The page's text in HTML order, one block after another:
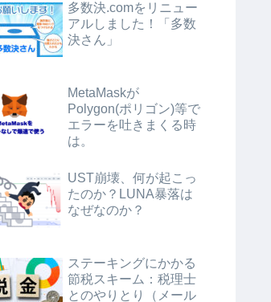
多数決.comをリニュー
アルしました！「多数
決さん」
MetaMaskが
Polygon(ポリゴン)等で
エラーを吐きまくる時
は。
UST崩壊、何が起こっ
たのか？LUNA暴落は
なぜなのか？
ステーキングにかかる
節税スキーム：税理士
とのやりとり（メール